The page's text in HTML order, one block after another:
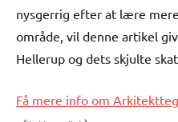
nysgerrig efter at lære
område, vil denne artikel
Hellerup og dets skjulte
Få mere info om